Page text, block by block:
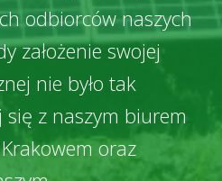
odbiorców naszych
założenie swojej
nie było tak
z naszym biurem
oraz